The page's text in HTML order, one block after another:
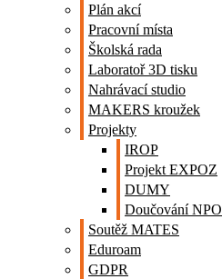
Plán akcí
Pracovní místa
Školská rada
Laboratoř 3D tisku
Nahrávací studio
MAKERS kroužek
Projekty
IROP
Projekt EXPOZ
DUMY
Doučování NPO
Soutěž MATES
Eduroam
GDPR